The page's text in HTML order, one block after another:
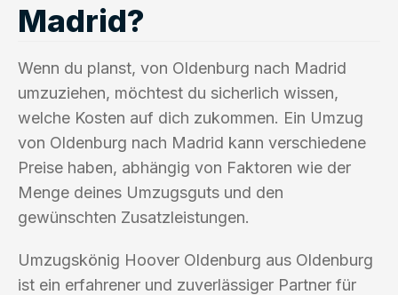
Madrid?
Wenn du planst, von Oldenburg nach Madrid
umzuziehen, möchtest du sicherlich wissen,
welche Kosten auf dich zukommen. Ein Umzug
von Oldenburg nach Madrid kann verschiedene
Preise haben, abhängig von Faktoren wie der
Menge deines Umzugsguts und den
gewünschten Zusatzleistungen.
Umzugskönig Hoover Oldenburg aus Oldenburg
ist ein erfahrener und zuverlässiger Partner für